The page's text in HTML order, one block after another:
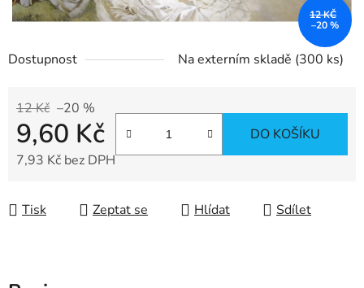
Dostupnost Na externím skladě (300 ks)
12 Kč –20 %
9,60 Kč
7,93 Kč bez DPH
DO KOŠÍKU
Tisk Zeptat se Hlídat Sdílet
12 KČ
–20 %